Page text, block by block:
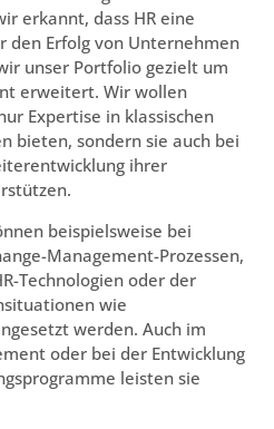
erkannt, dass HR eine
den Erfolg von Unternehmen
unser Portfolio gezielt um
erweitert. Wir wollen
Expertise in klassischen
bieten, sondern sie auch bei
ihrer
beispielsweise bei
Management-Prozessen,
Technologien oder der
wie
werden. Auch im
oder bei der Entwicklung
leisten sie